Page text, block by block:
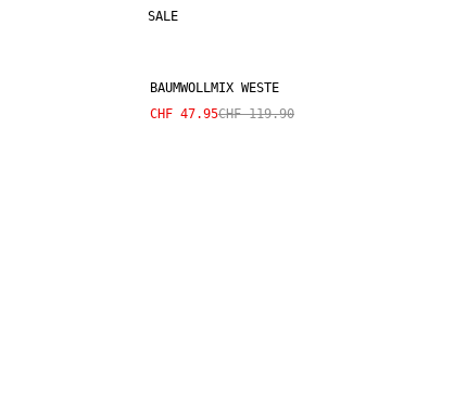
SALE
BAUMWOLLMIX WESTE
CHF 47.95CHF 119.90